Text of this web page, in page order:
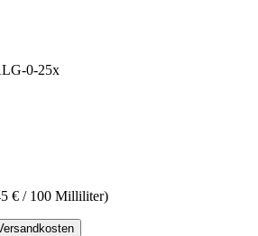
€ / 100 Milliliter)